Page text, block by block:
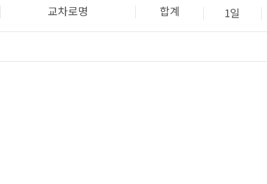
교차로명 합계 1일